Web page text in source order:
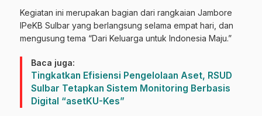
Kegiatan ini merupakan bagian dari rangkaian Jambore
IPeKB Sulbar yang berlangsung selama empat hari, dan
mengusung tema “Dari Keluarga untuk Indonesia Maju.”
Baca juga:
Tingkatkan Efisiensi Pengelolaan Aset, RSUD
Sulbar Tetapkan Sistem Monitoring Berbasis
Digital “asetKU-Kes”